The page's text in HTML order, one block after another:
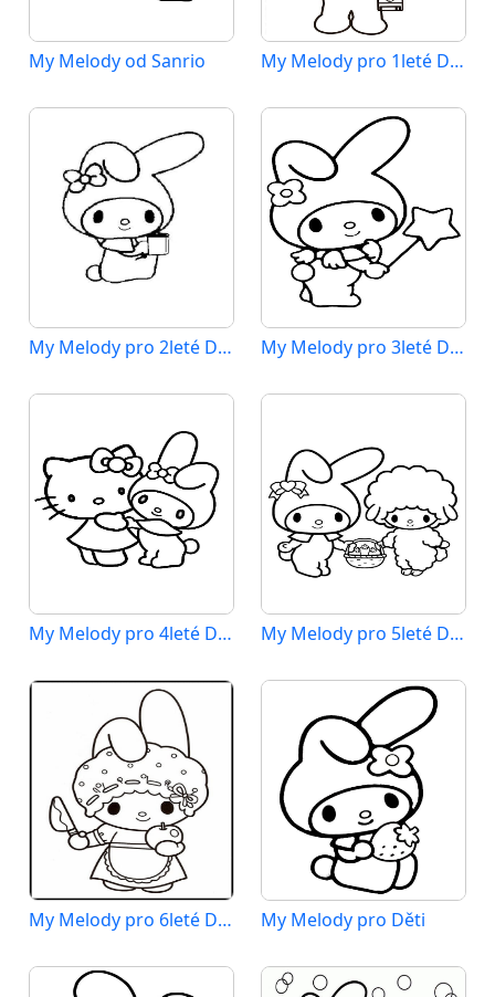
My Melody od Sanrio My Melody pro 1leté Děti
My Melody pro 2leté Děti My Melody pro 3leté Děti
My Melody pro 4leté Děti My Melody pro 5leté Děti
My Melody pro 6leté Děti My Melody pro Děti